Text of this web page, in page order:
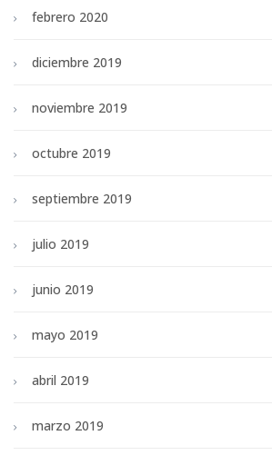
febrero 2020
diciembre 2019
noviembre 2019
octubre 2019
septiembre 2019
julio 2019
junio 2019
mayo 2019
abril 2019
marzo 2019